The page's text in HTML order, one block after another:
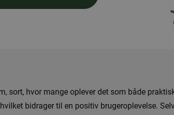
sort, hvor mange oplever det som både
bidrager til en positiv brugeroplevelse.